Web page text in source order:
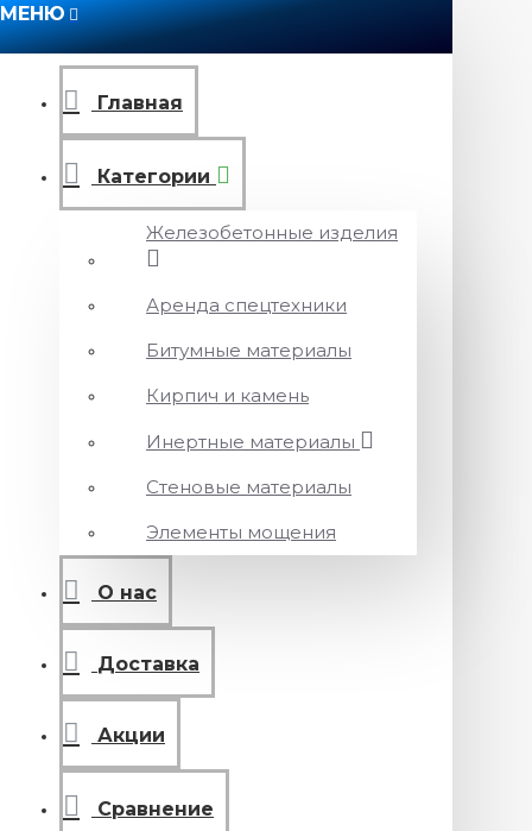
МЕНЮ
Главная
Категории
Железобетонные изделия
Аренда спецтехники
Битумные материалы
Кирпич и камень
Инертные материалы
Стеновые материалы
Элементы мощения
О нас
Доставка
Акции
Сравнение